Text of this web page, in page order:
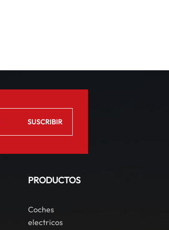
PRODUCTOS
Coches
electricos